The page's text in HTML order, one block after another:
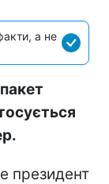
а не
президент